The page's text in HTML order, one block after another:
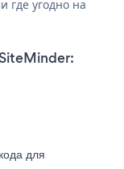
где угодно на
для